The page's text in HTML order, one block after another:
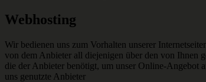
Webhosting
Wir bedienen uns zum Vorhalten unserer
von dem Anbieter all diejenigen über den von Ihnen
die der Anbieter benötigt, um unser Online-Angebot
uns genutzte Anbieter